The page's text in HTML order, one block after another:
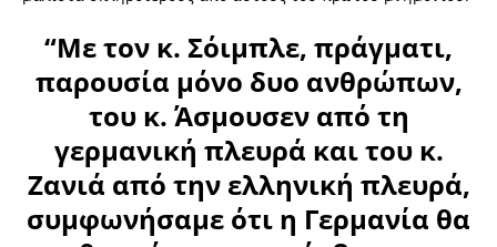
“Με τον κ. Σόιμπλε, πράγματι,
παρουσία μόνο δυο ανθρώπων,
του κ. Άσμουσεν από τη
γερμανική πλευρά και του κ.
Ζανιά από την ελληνική πλευρά,
συμφωνήσαμε ότι η Γερμανία θα